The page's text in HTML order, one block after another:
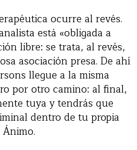
ocurre al revés.
está «obligada a
libre: se trata, al revés,
asociación presa. De ahí
llegue a la misma
por otro camino: al final,
tuya y tendrás que
dentro de tu propia